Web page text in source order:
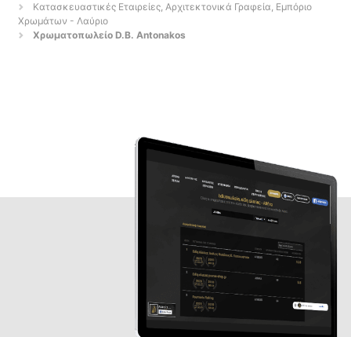
Κατασκευαστικές Εταιρείες, Αρχιτεκτονικά Γραφεία, Εμπόριο
Χρωμάτων - Λαύριο
Χρωματοπωλείο D.B. Antonakos